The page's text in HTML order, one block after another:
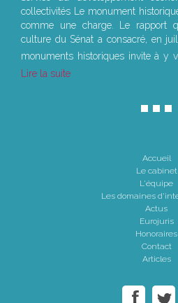
collectivités Le monument
comme une charge. Le rapport
culture du Sénat a consacré, en
monuments historiques invite à y
Lire la suite
Accueil
Le cabinet
L'équipe
Les domaines
Actus
Eurojuris
Honoraires
Contact
Articles